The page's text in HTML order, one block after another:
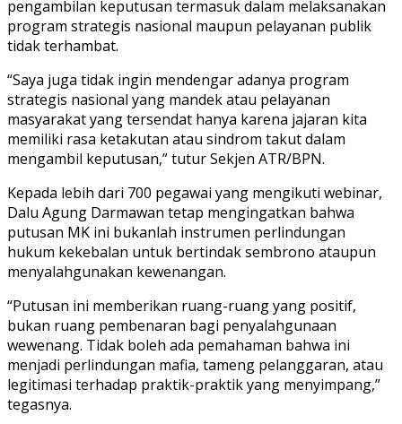
pengambilan keputusan termasuk dalam melaksanakan
program strategis nasional maupun pelayanan publik
tidak terhambat.
“Saya juga tidak ingin mendengar adanya program
strategis nasional yang mandek atau pelayanan
masyarakat yang tersendat hanya karena jajaran kita
memiliki rasa ketakutan atau sindrom takut dalam
mengambil keputusan,” tutur Sekjen ATR/BPN.
Kepada lebih dari 700 pegawai yang mengikuti webinar,
Dalu Agung Darmawan tetap mengingatkan bahwa
putusan MK ini bukanlah instrumen perlindungan
hukum kekebalan untuk bertindak sembrono ataupun
menyalahgunakan kewenangan.
“Putusan ini memberikan ruang-ruang yang positif,
bukan ruang pembenaran bagi penyalahgunaan
wewenang. Tidak boleh ada pemahaman bahwa ini
menjadi perlindungan mafia, tameng pelanggaran, atau
legitimasi terhadap praktik-praktik yang menyimpang,”
tegasnya.